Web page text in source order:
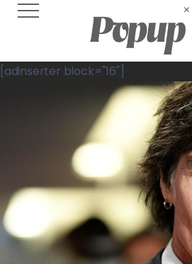
[adinserter block="16"]